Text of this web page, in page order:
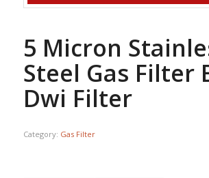
5 Micron
Steel Gas Filter
Dwi Filter
Category: Gas Filter